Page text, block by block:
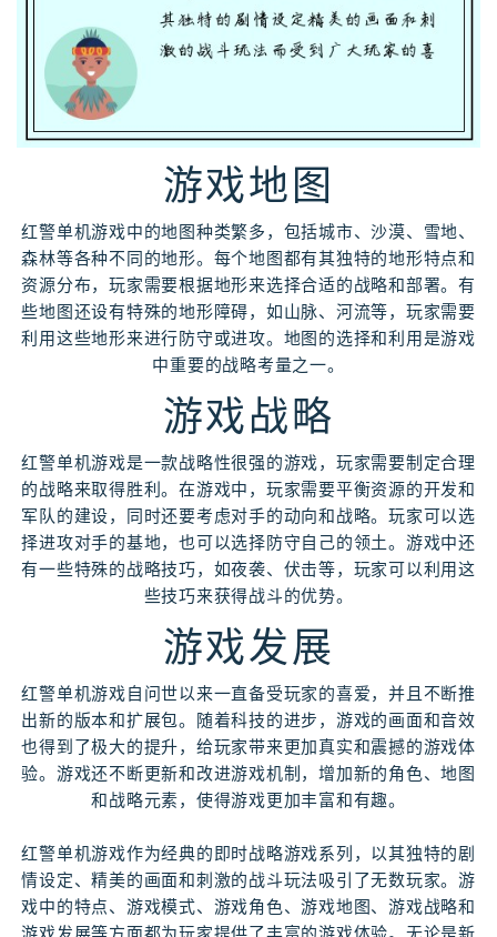
游戏地图
红警单机游戏中的地图种类繁多，包括城市、沙漠、雪地、
森林等各种不同的地形。每个地图都有其独特的地形特点和
资源分布，玩家需要根据地形来选择合适的战略和部署。有
些地图还设有特殊的地形障碍，如山脉、河流等，玩家需要
利用这些地形来进行防守或进攻。地图的选择和利用是游戏
中重要的战略考量之一。
游戏战略
红警单机游戏是一款战略性很强的游戏，玩家需要制定合理
的战略来取得胜利。在游戏中，玩家需要平衡资源的开发和
军队的建设，同时还要考虑对手的动向和战略。玩家可以选
择进攻对手的基地，也可以选择防守自己的领土。游戏中还
有一些特殊的战略技巧，如夜袭、伏击等，玩家可以利用这
些技巧来获得战斗的优势。
游戏发展
红警单机游戏自问世以来一直备受玩家的喜爱，并且不断推
出新的版本和扩展包。随着科技的进步，游戏的画面和音效
也得到了极大的提升，给玩家带来更加真实和震撼的游戏体
验。游戏还不断更新和改进游戏机制，增加新的角色、地图
和战略元素，使得游戏更加丰富和有趣。
红警单机游戏作为经典的即时战略游戏系列，以其独特的剧
情设定、精美的画面和刺激的战斗玩法吸引了无数玩家。游
戏中的特点、游戏模式、游戏角色、游戏地图、游戏战略和